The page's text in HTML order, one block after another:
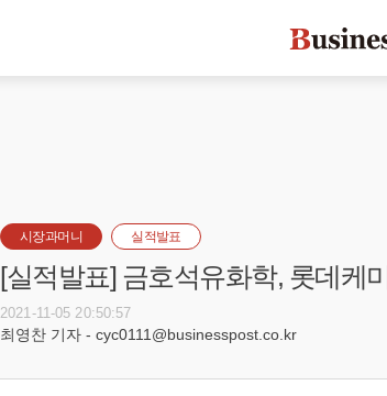
시장과머니 실적발표
[실적발표] 금호석유화학, 롯데케
2021-11-05 20:50:57
최영찬 기자 - cyc0111@businesspost.co.kr